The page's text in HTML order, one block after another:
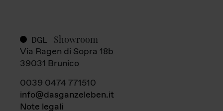
DGL Showroom
Via Ragen di Sopra 18b
39031 Brunico
0039 0474 771510
info@dasganzeleben.it
Note legali